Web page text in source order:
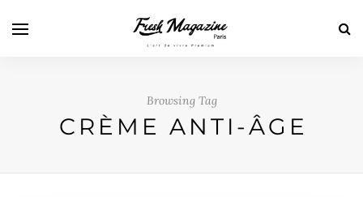
Browsing Tag
CRÈME ANTI-ÂGE